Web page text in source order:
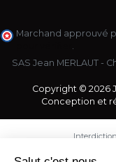
Marchand approuvé
SAS Jean MERLAUT -
Copyright © 2026
Conception et
de moins
est exigée